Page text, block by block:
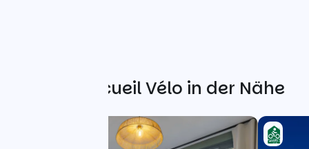
Weitere Accueil Vélo in der Nähe